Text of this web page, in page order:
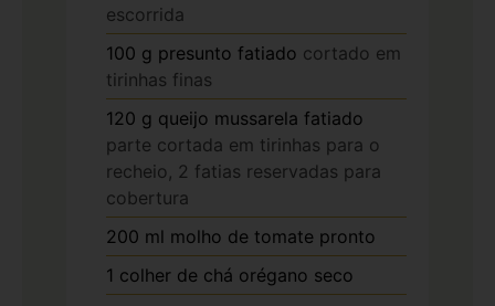
escorrida
100 g presunto fatiado cortado em
tirinhas finas
120 g queijo mussarela fatiado
parte cortada em tirinhas para o
recheio, 2 fatias reservadas para
cobertura
200 ml molho de tomate pronto
1 colher de chá orégano seco